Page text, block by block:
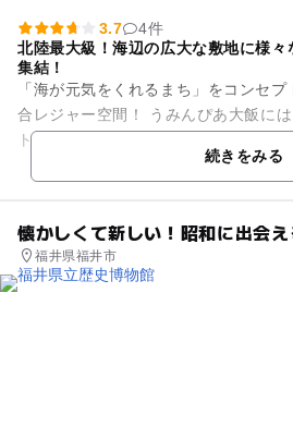
3.7
4件
北陸最大級！海辺の広大な敷地に様
集結！
「海が元気をくれるまち」をコンセ
合レジャー空間！ うみんぴあ大飯に
ト （エルガイアおおい）、（福井県
続きをみる
懐かしくて新しい！昭和に出会
福井県福井市